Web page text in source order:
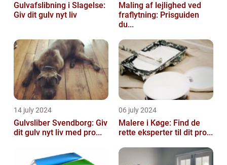
Gulvafslibning i Slagelse:
Giv dit gulv nyt liv
Maling af lejlighed ved
fraflytning: Prisguiden
du...
14 july 2024
Gulvsliber Svendborg: Giv
dit gulv nyt liv med pro...
06 july 2024
Malere i Køge: Find de
rette eksperter til dit pro...